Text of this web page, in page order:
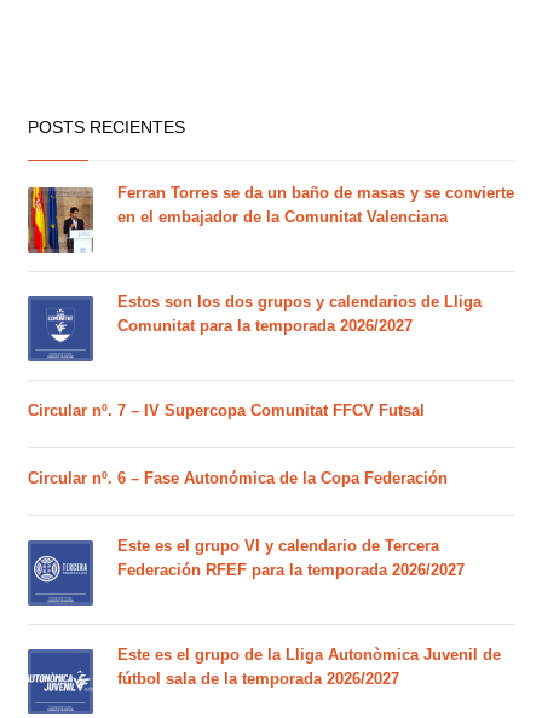
POSTS RECIENTES
Ferran Torres se da un baño de masas y se convierte
en el embajador de la Comunitat Valenciana
Estos son los dos grupos y calendarios de Lliga
Comunitat para la temporada 2026/2027
Circular nº. 7 – IV Supercopa Comunitat FFCV Futsal
Circular nº. 6 – Fase Autonómica de la Copa Federación
Este es el grupo VI y calendario de Tercera
Federación RFEF para la temporada 2026/2027
Este es el grupo de la Lliga Autonòmica Juvenil de
fútbol sala de la temporada 2026/2027